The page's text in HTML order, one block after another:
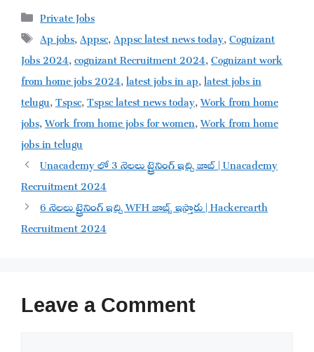
Categories
Private Jobs
Tags
Ap jobs,Appsc,Appsc latest news today,Cognizant
Jobs 2024,cognizant Recruitment 2024,Cognizant work
from home jobs 2024,latest jobs in ap,latest jobs in
telugu,Tspsc,Tspsc latest news today,Work from home
jobs,Work from home jobs for women,Work from home
jobs in telugu
Unacademy లో 3 నెలలు ట్రైనింగ్ ఇచ్చి జాబ్ | Unacademy
Recruitment 2024
6 నెలలు ట్రైనింగ్ ఇచ్చి WFH జాబ్స్ ఇస్తారు | Hackerearth
Recruitment 2024
Leave a Comment